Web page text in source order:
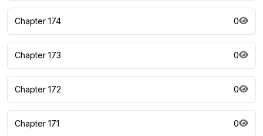
Chapter 174 0
Chapter 173 0
Chapter 172 0
Chapter 171 0